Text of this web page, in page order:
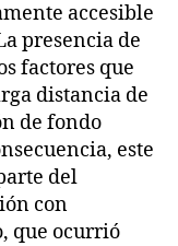
accesible
presencia de
factores que
distancia de
de fondo
este
del
con
que ocurrió